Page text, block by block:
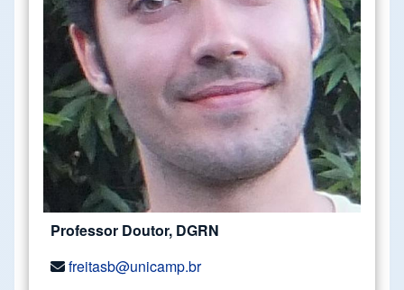
Professor Doutor, DGRN
freitasb@unicamp.br